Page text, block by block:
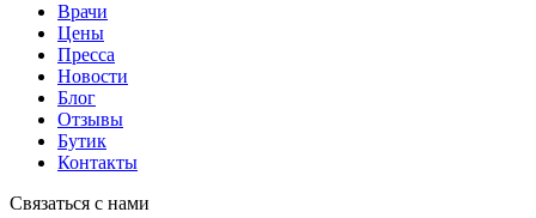
Врачи
Цены
Пресса
Новости
Блог
Отзывы
Бутик
Контакты
Связаться с нами